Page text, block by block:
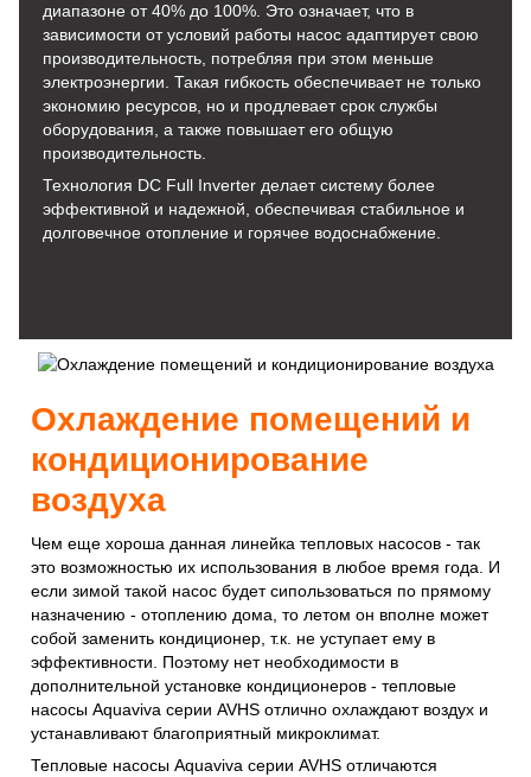
диапазоне от 40% до 100%. Это означает, что в
зависимости от условий работы насос адаптирует свою
производительность, потребляя при этом меньше
электроэнергии. Такая гибкость обеспечивает не только
экономию ресурсов, но и продлевает срок службы
оборудования, а также повышает его общую
производительность.
Технология DC Full Inverter делает систему более
эффективной и надежной, обеспечивая стабильное и
долговечное отопление и горячее водоснабжение.
Охлаждение помещений и
кондиционирование
воздуха
Чем еще хороша данная линейка тепловых насосов - так
это возможностью их использования в любое время года. И
если зимой такой насос будет сипользоваться по прямому
назначению - отоплению дома, то летом он вполне может
собой заменить кондиционер, т.к. не уступает ему в
эффективности. Поэтому нет необходимости в
дополнительной установке кондиционеров - тепловые
насосы Aquaviva серии AVHS отлично охлаждают воздух и
устанавливают благоприятный микроклимат.
Тепловые насосы Aquaviva серии AVHS отличаются